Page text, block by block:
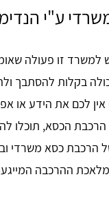
ע"י
זו פעולה
בקלות להסתבך
לכם את הידע או
הכסא, תוכלו
הרכבת כסא משרדי
ההרכבה